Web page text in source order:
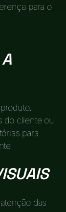
para o
do cliente ou
para
das